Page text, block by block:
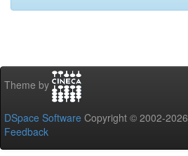
Theme by
DSpace Software Copyright © 2002-2026
Feedback